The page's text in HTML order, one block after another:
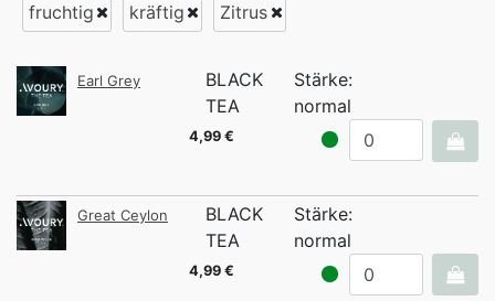
fruchtig
kräftig Zitrus
Earl Grey
BLACK
TEA
Stärke:
normal
4,99 €
Great Ceylon
BLACK
TEA
Stärke:
normal
4,99 €